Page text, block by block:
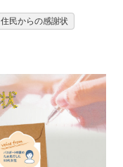
住民からの感謝状